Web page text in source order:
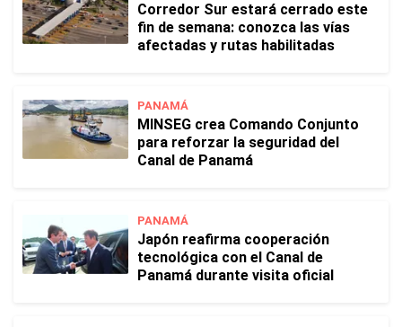
Corredor Sur estará cerrado este
fin de semana: conozca las vías
afectadas y rutas habilitadas
PANAMÁ
MINSEG crea Comando Conjunto
para reforzar la seguridad del
Canal de Panamá
PANAMÁ
Japón reafirma cooperación
tecnológica con el Canal de
Panamá durante visita oficial